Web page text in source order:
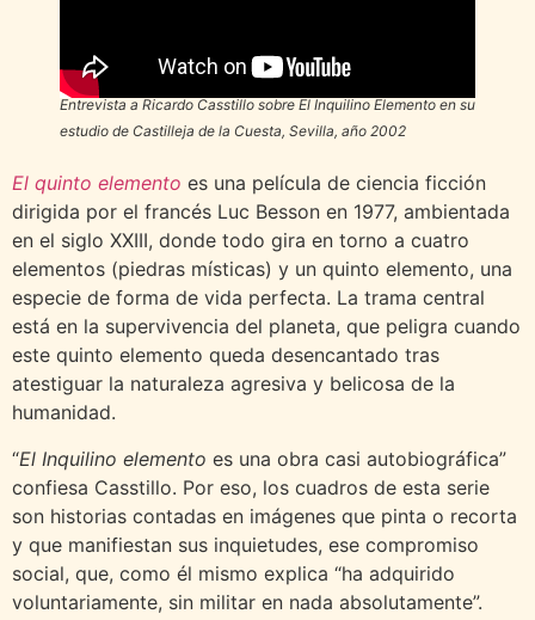
Entrevista a Ricardo Casstillo sobre El Inquilino Elemento en su
estudio de Castilleja de la Cuesta, Sevilla, año 2002
El quinto elemento es una película de ciencia ficción
dirigida por el francés Luc Besson en 1977, ambientada
en el siglo XXIII, donde todo gira en torno a cuatro
elementos (piedras místicas) y un quinto elemento, una
especie de forma de vida perfecta. La trama central
está en la supervivencia del planeta, que peligra cuando
este quinto elemento queda desencantado tras
atestiguar la naturaleza agresiva y belicosa de la
humanidad.
“El Inquilino elemento es una obra casi autobiográfica”
confiesa Casstillo. Por eso, los cuadros de esta serie
son historias contadas en imágenes que pinta o recorta
y que manifiestan sus inquietudes, ese compromiso
social, que, como él mismo explica “ha adquirido
voluntariamente, sin militar en nada absolutamente”.